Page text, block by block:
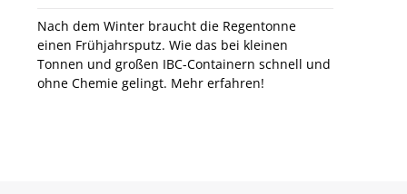
Nach dem Winter braucht die Regentonne
einen Frühjahrsputz. Wie das bei kleinen
Tonnen und großen IBC-Containern schnell und
ohne Chemie gelingt. Mehr erfahren!